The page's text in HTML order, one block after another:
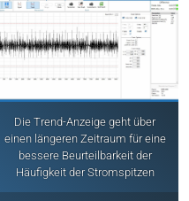
Die Trend-Anzeige geht über
einen längeren Zeitraum für eine
bessere Beurteilbarkeit der
Häufigkeit der Stromspitzen